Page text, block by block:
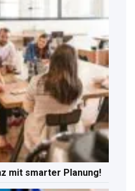
mit smarter Planung!